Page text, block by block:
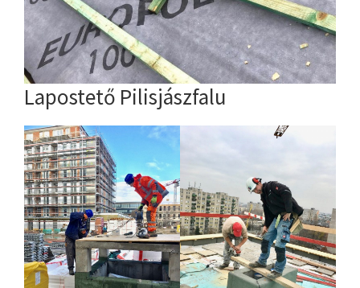
Lapostető Pilisjászfalu